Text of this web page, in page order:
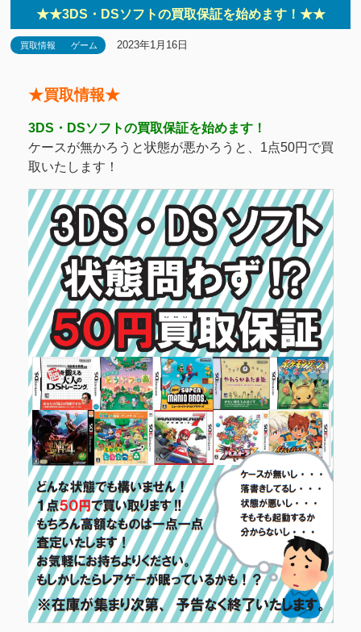
★★3DS・DSソフトの買取保証を始めます！★★
買取情報 ゲーム 2023年1月16日
★買取情報★
3DS・DSソフトの買取保証を始めます！
ケースが無かろうと状態が悪かろうと、1点50円で買
取いたします！